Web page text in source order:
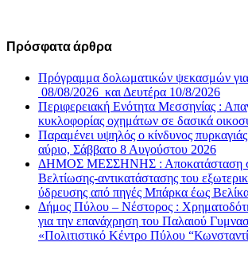
Πρόσφατα άρθρα
Πρόγραμμα δολωματικών ψεκασμών
08/08/2026 και Δευτέρα 10/8/2026
Περιφερειακή Ενότητα Μεσσηνίας :
κυκλοφορίας οχημάτων σε δασικά
Παραμένει υψηλός ο κίνδυνος
αύριο, Σάββατο 8 Αυγούστου 2026
ΔΗΜΟΣ ΜΕΣΣΗΝΗΣ : Αποκατάσταση
Βελτίωσης-αντικατάστασης του
ύδρευσης από πηγές Μπάρκα έως
Δήμος Πύλου – Νέστορος :
για την επανάχρηση του Παλαιού
«Πολιτιστικό Κέντρο Πύλου